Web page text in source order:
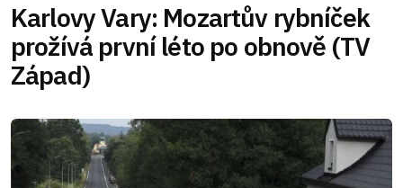
Karlovy Vary: Mozartův rybníček
prožívá první léto po obnově (TV
Západ)